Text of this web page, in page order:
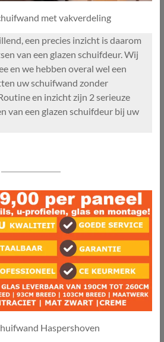
met vakverdeling
een precies inzicht is daarom
van een glazen schuifdeur. Wij
en we hebben overal wel een
uw schuifwand zonder
en inzicht zijn 2 serieuze
van een glazen schuifdeur bij uw
Haspershoven